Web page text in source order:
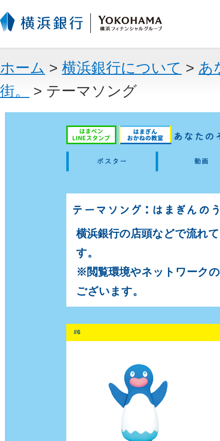
ホーム > 横浜銀行について > あ
街。
> テーマソング
横浜銀行の店頭などで流れ
す。
※閲覧環境やネットワーク
ございます。
#6